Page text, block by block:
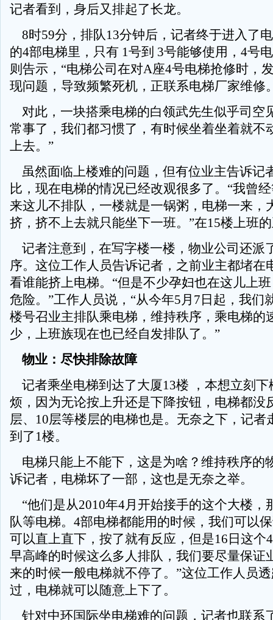
记者看到，身后又排起了长龙。
8时59分，排队13分钟后，记者终于进入了
的4部电梯里，只有 1号到 3号能够使用，4号
则告示，“电梯公司在对A座4号电梯抢修时，
现问题，导致频繁死机，正联系电梯厂家维修
对此，一块搭乘电梯的白领武先生似乎司空
常事了，我们都习惯了，有时候坐着坐着就不
上去。”
虽然面临上楼难的问题，但有位业主告诉记
比，现在电梯的情况已经改观很多了。“我曾
来这儿不排队，一楼就是一锅粥，电梯一来，
挤，挤不上去就只能坐下一班。”在15楼上班
记者注意到，在写字楼一楼，物业公司还派
序。这位工作人员告诉记者，之前业主都堵在
看谁能挤上电梯。“但是不少孕妇也在这儿上
危险。”工作人员说，“从今年5月7日起，我们
楼号召业主排队乘电梯，维持秩序，乘电梯的
少，上班族现在也已经自发排队了。”
物业：尽快排除故障
记者乘坐电梯到达了大厦13楼 ，本想立刻下
烦，因为无论按上升还是下降按钮，电梯都没
层、10层等楼层的电梯也是。无奈之下，记者
到了1楼。
电梯只能上不能下，这是为啥？维持秩序的
诉记者，电梯坏了一部，这也是无奈之举。
“他们是从2010年4月开始接手的这个大楼，
队等电梯。4部电梯都能用的时候，我们可以
可以直上直下，按了就有反应，但是16日这个
早高峰的时候这么多人排队，我们要尽量保证
来的时候一般电梯就不停了。”这位工作人员
过，电梯就可以随意上下了。
针对中环国际坐电梯难的问题，记者也联系